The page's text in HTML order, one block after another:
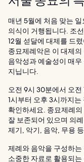
매년 5월에 처음 맞는
의식이 거행됩니다. 조
12월 섣달에 대제를 드
종묘제례악은 이 대제
음악성과 예술성이 매
지닙니다.
오전 9시 30분에서 오전
1시부터 오후 3시까지
확인하세요. 종묘제례
잘 보존되어 있으며 의
제기, 악기, 음악, 무용
제례와 음악을 구성하
소중한 자료로 활용되